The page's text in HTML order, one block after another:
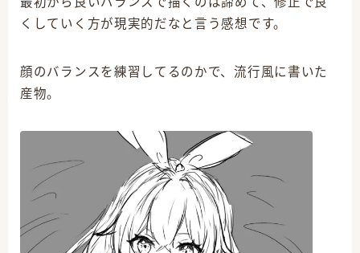
くしていく方が現実的だなと言う感想です。
顔のバランスを練習してるのかで、流行風に書いた
産物。